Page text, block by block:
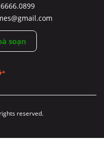
soạn
reserved.